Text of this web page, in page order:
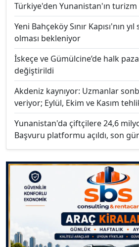
Türkiye'den Yunanistan'ın turizm
Yeni Bahçeköy Sınır Kapısı'nın
olması bekleniyor
İskeçe ve Gümülcine’de halk
değiştirildi
Akdeniz kaynıyor: Uzmanlar
veriyor; Eylül, Ekim ve Kasım
Yunanistan'da çiftçilere 24,6
Başvuru platformu açıldı, son